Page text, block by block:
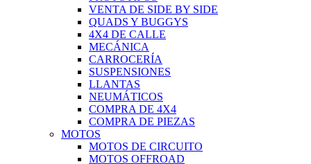
VENTA DE SIDE BY SIDE
QUADS Y BUGGYS
4X4 DE CALLE
MECÁNICA
CARROCERÍA
SUSPENSIONES
LLANTAS
NEUMÁTICOS
COMPRA DE 4X4
COMPRA DE PIEZAS
MOTOS
MOTOS DE CIRCUITO
MOTOS OFFROAD